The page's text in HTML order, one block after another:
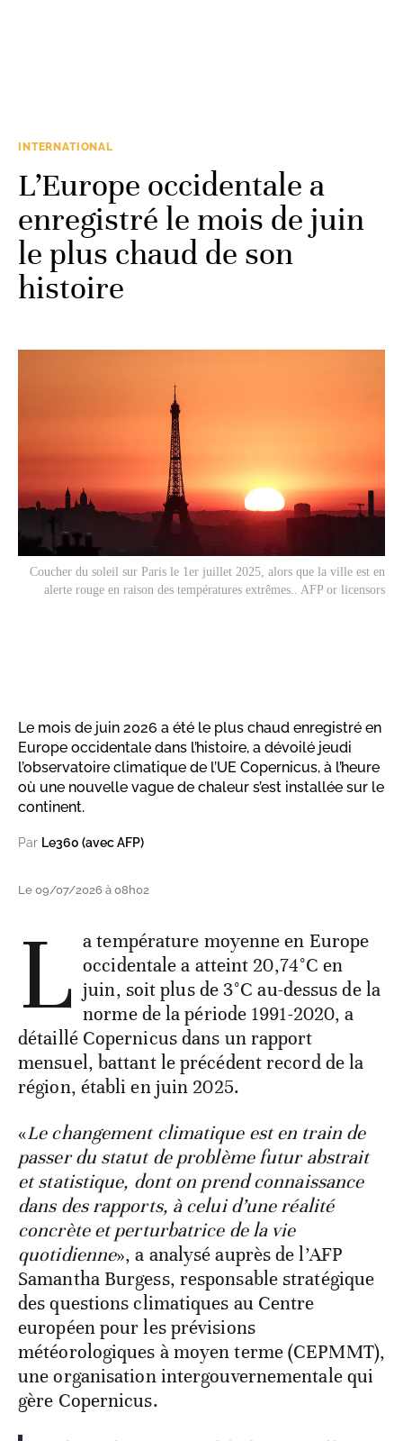
INTERNATIONAL
L’Europe occidentale a
enregistré le mois de juin
le plus chaud de son
histoire
Coucher du soleil sur Paris le 1er juillet 2025, alors que la ville est en
alerte rouge en raison des températures extrêmes.. AFP or licensors
Le mois de juin 2026 a été le plus chaud enregistré en
Europe occidentale dans l’histoire, a dévoilé jeudi
l’observatoire climatique de l’UE Copernicus, à l’heure
où une nouvelle vague de chaleur s’est installée sur le
continent.
Par Le360 (avec AFP)
Le 09/07/2026 à 08h02
L a température moyenne en Europe
occidentale a atteint 20,74°C en
juin, soit plus de 3°C au-dessus de la
norme de la période 1991-2020, a
détaillé Copernicus dans un rapport
mensuel, battant le précédent record de la
région, établi en juin 2025.
«Le changement climatique est en train de
passer du statut de problème futur abstrait
et statistique, dont on prend connaissance
dans des rapports, à celui d’une réalité
concrète et perturbatrice de la vie
quotidienne», a analysé auprès de l’AFP
Samantha Burgess, responsable stratégique
des questions climatiques au Centre
européen pour les prévisions
météorologiques à moyen terme (CEPMMT),
une organisation intergouvernementale qui
gère Copernicus.